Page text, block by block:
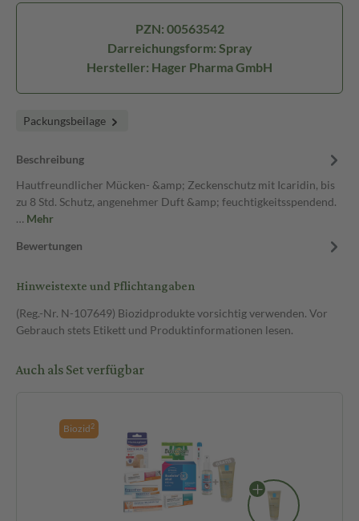
PZN: 00563542
Darreichungsform: Spray
Hersteller: Hager Pharma GmbH
Packungsbeilage
Beschreibung
Hautfreundlicher Mücken- &amp; Zeckenschutz mit Icaridin, bis
zu 8 Std. Schutz, angenehmer Duft &amp; feuchtigkeitsspendend.
… Mehr
Bewertungen
Hinweistexte und Pflichtangaben
(Reg.-Nr. N-107649) Biozidprodukte vorsichtig verwenden. Vor
Gebrauch stets Etikett und Produktinformationen lesen.
Auch als Set verfügbar
Biozid2